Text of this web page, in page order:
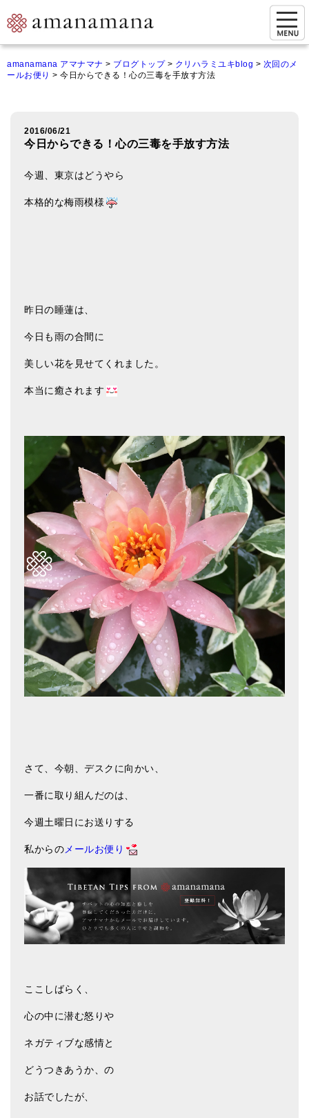
ご来店&購入
オンライン相談&購入
シンギングボウル講座
商品一覧
アマナマナのシンギングボウル
チベット・シンギングボウル
新・鍛造スペシャル
人気の3点セット
お得なアマナマナ・セット
特大シンギングボウル・特殊柄
スティック・マレット・リング（台座）
アマナマナのティンシャ
プレミアム・ティンシャ（L・M）
ベーシック・ティンシャ（4種）
ティンシャケース
チベット・真マントラ香
お香定期購入（ラクとくサブスク）
シンギングボウル入門本・CD
アウトレット
オリジナルグッズ
神々とつながるジュエリー
ヒーリング・マンダラポスター
ロゴステッカー・ポストカード各種
亡命チベット人尼僧のお守り・チャーム
ギフトラッピング
シンギングボウル講座
初級講座
倍音呼吸法レッスン
amanamana アマナマナ > ブログトップ> クリハラミユキblog > 次回のメ
ールお便り > 今日からできる！心の三毒を手放す方法
2016/06/21
今日からできる！心の三毒を手放す方法
今週、東京はどうやら
本格的な梅雨模様
昨日の睡蓮は、
今日も雨の合間に
美しい花を見せてくれました。
本当に癒されます
さて、今朝、デスクに向かい、
一番に取り組んだのは、
今週土曜日にお送りする
私からの メールお便り
ここしばらく、
心の中に潜む怒りや
ネガティブな感情と
どうつきあうか、の
お話でしたが、